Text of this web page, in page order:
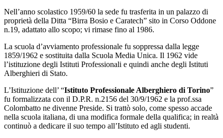
Nell’anno scolastico 1959/60 la sede fu trasferita in un palazzo di
proprietà della Ditta “Birra Bosio e Caratech” sito in Corso Oddone
n.19, adattato allo scopo; vi rimase fino al 1986.
La scuola d’avviamento professionale fu soppressa dalla legge
1859/1962 e sostituita dalla Scuola Media Unica. Il 1962 vide
l’istituzione degli Istituti Professionali e quindi anche degli Istituti
Alberghieri di Stato.
L’Istituzione dell’ “Istituto Professionale Alberghiero di Torino”
fu formalizzata con il D.P.R. n.2156 del 30/9/1962 e la prof.ssa
Colombatto ne divenne Preside. Si trattò solo, come spesso accade
nella scuola italiana, di una modifica formale della qualifica; in realtà
continuò a dedicare il suo tempo all’Istituto ed agli studenti.